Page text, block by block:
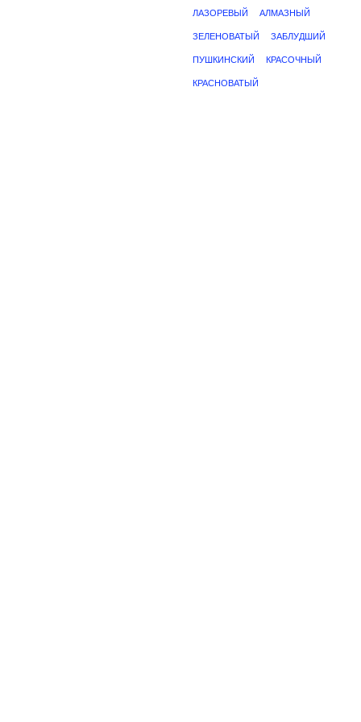
ЛАЗОРЕВЫЙ АЛМАЗНЫЙ
ЗЕЛЕНОВАТЫЙ ЗАБЛУДШИЙ
ПУШКИНСКИЙ КРАСОЧНЫЙ
КРАСНОВАТЫЙ